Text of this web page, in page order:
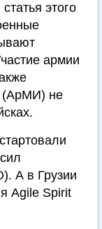
этого
армии
(АрМИ) не
А в Грузии
Agile Spirit